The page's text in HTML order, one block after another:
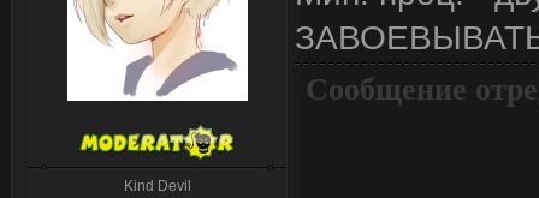
Kind Devil
Сообщение